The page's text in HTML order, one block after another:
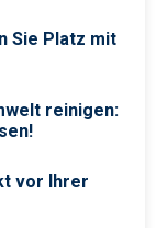
Sie Platz mit
reinigen:
vor Ihrer